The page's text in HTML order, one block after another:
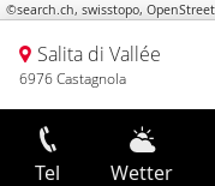
©search.ch, swisstopo,
Salita di Vallée
6976 Castagnola
Tel Wetter